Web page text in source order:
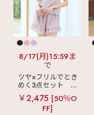
8/17(月)15:59ま
で
ツヤ×フリルでとき
めく3点セット
シ
ルキー ショートパ
ンツ 3点セット
￥2,475 [50％O
FF]